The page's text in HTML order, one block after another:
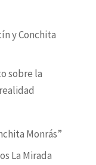
y Conchita
sobre la
Monrás”
La Mirada